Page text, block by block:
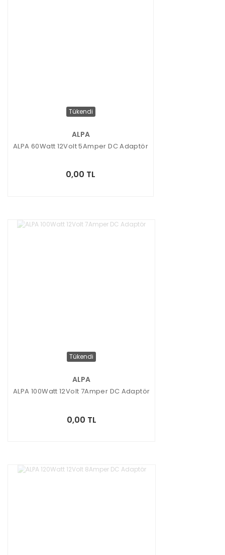
Tükendi
ALPA
ALPA 60Watt 12Volt 5Amper DC Adaptör
0,00 TL
Tükendi
ALPA
ALPA 100Watt 12Volt 7Amper DC Adaptör
0,00 TL